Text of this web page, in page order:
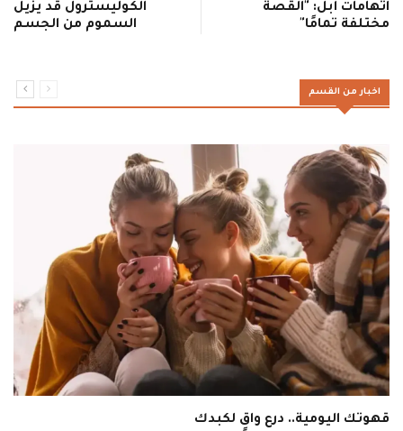
اتهامات أبل: "القصة
مختلفة تمامًا"
الكوليسترول قد يزيل
السموم من الجسم
اخبار من القسم
قهوتك اليومية.. درع واقٍ لكبدك